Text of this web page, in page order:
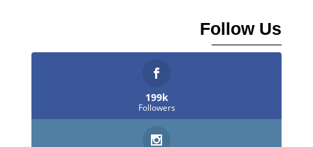
Follow Us
199k
Followers